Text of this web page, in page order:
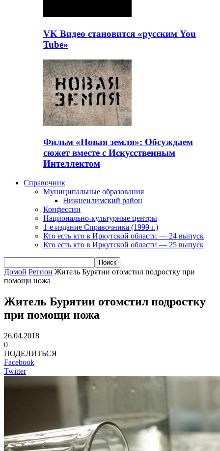
VK Видео становится «русским You
Tube»
Фильм «Новая земля»: Обсуждаем
сюжет вместе с Искусственным
Интеллектом
Справочник
Муниципальные образования
Нижнеилимский район
Конфессии
Национально-культурные центры
1-е издание Справочника (1999 г.)
Кто есть кто в Иркутской области — 24 выпуск
Кто есть кто в Иркутской области — 25 выпуск
Домой Регион Житель Бурятии отомстил подростку при
помощи ножа
Житель Бурятии отомстил подростку
при помощи ножа
26.04.2018
0
ПОДЕЛИТЬСЯ
Facebook
Twitter